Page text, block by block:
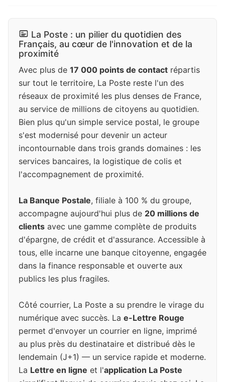
La Poste : un pilier du quotidien des
Français, au cœur de l'innovation et de la
proximité
Avec plus de 17 000 points de contact répartis
sur tout le territoire, La Poste reste l'un des
réseaux de proximité les plus denses de France,
au service de millions de citoyens au quotidien.
Bien plus qu'un simple service postal, le groupe
s'est modernisé pour devenir un acteur
incontournable dans trois grands domaines : les
services bancaires, la logistique de colis et
l'accompagnement de proximité.
La Banque Postale, filiale à 100 % du groupe,
accompagne aujourd'hui plus de 20 millions de
clients avec une gamme complète de produits
d'épargne, de crédit et d'assurance. Accessible à
tous, elle incarne une banque citoyenne, engagée
dans la finance responsable et ouverte aux
publics les plus fragiles.
Côté courrier, La Poste a su prendre le virage du
numérique avec succès. La e-Lettre Rouge
permet d'envoyer un courrier en ligne, imprimé
au plus près du destinataire et distribué dès le
lendemain (J+1) — un service rapide et moderne.
La Lettre en ligne et l'application La Poste